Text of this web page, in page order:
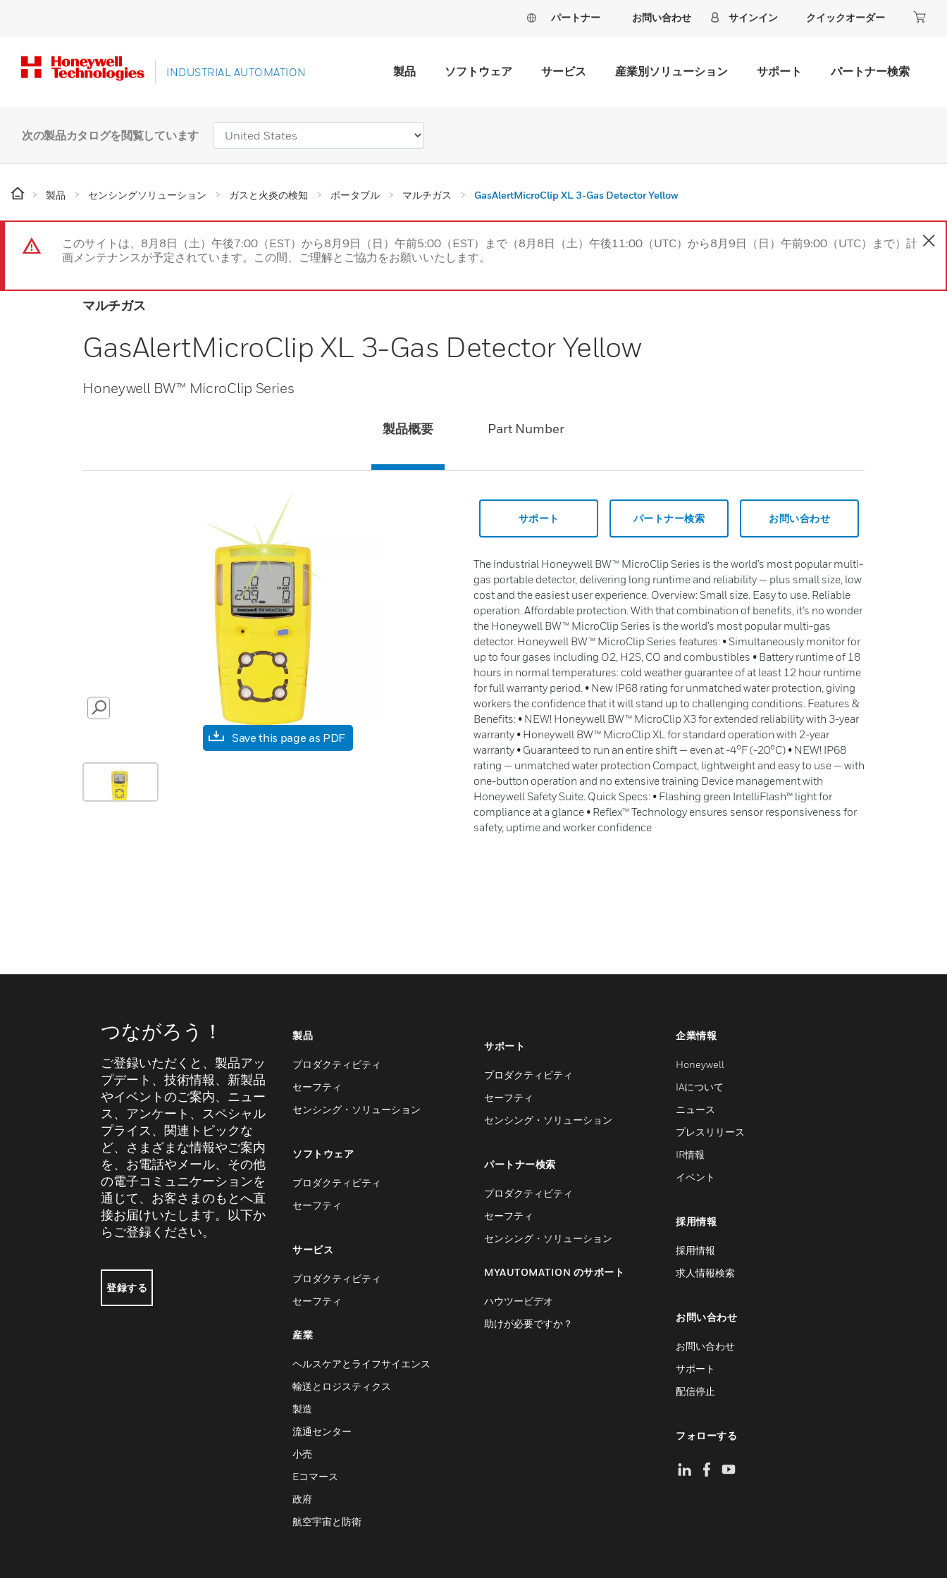
パートナー お問い合わせ サインイン クイックオーダー
INDUSTRIAL AUTOMATION 製品 ソフトウェア サービス 産業別ソリューション サポート パートナー検索
次の製品カタログを閲覧しています
製品 センシングソリューション ガスと火炎の検知 ポータブル マルチガス GasAlertMicroClip XL 3-Gas Detector Yellow
このサイトは、8月8日（土）午後7:00（EST）から8月9日（日）午前5:00（EST）まで（8月8日（土）午後11:00（UTC）から8月9日（日）午前9:00（UTC）まで）計
画メンテナンスが予定されています。この間、ご理解とご協力をお願いいたします。
マルチガス
GasAlertMicroClip XL 3-Gas Detector Yellow
Honeywell BW™ MicroClip Series
製品概要 Part Number
SEARCH
Save this page as PDF
サポート パートナー検索 お問い合わせ
The industrial Honeywell BW™ MicroClip Series is the world’s most popular multi-
gas portable detector, delivering long runtime and reliability — plus small size, low
cost and the easiest user experience. Overview: Small size. Easy to use. Reliable
operation. Affordable protection. With that combination of benefits, it’s no wonder
the Honeywell BW™ MicroClip Series is the world’s most popular multi-gas
detector. Honeywell BW™ MicroClip Series features: • Simultaneously monitor for
up to four gases including O2, H2S, CO and combustibles • Battery runtime of 18
hours in normal temperatures: cold weather guarantee of at least 12 hour runtime
for full warranty period. • New IP68 rating for unmatched water protection, giving
workers the confidence that it will stand up to challenging conditions. Features &
Benefits: • NEW! Honeywell BW™ MicroClip X3 for extended reliability with 3-year
warranty • Honeywell BW™ MicroClip XL for standard operation with 2-year
warranty • Guaranteed to run an entire shift — even at -4°F (-20°C) • NEW! IP68
rating — unmatched water protection Compact, lightweight and easy to use — with
one-button operation and no extensive training Device management with
Honeywell Safety Suite. Quick Specs: • Flashing green IntelliFlash™ light for
compliance at a glance • Reflex™ Technology ensures sensor responsiveness for
safety, uptime and worker confidence
つながろう！
ご登録いただくと、製品アッ
プデート、技術情報、新製品
やイベントのご案内、ニュー
ス、アンケート、スペシャル
プライス、関連トピックな
ど、さまざまな情報やご案内
を、お電話やメール、その他
の電子コミュニケーションを
通じて、お客さまのもとへ直
接お届けいたします。以下か
らご登録ください。
登録する
製品
プロダクティビティ
セーフティ
センシング・ソリューション
ソフトウェア
プロダクティビティ
セーフティ
サービス
プロダクティビティ
セーフティ
産業
ヘルスケアとライフサイエンス
輸送とロジスティクス
製造
流通センター
小売
Eコマース
政府
航空宇宙と防衛
サポート
プロダクティビティ
セーフティ
センシング・ソリューション
パートナー検索
プロダクティビティ
セーフティ
センシング・ソリューション
MYAUTOMATION のサポート
ハウツービデオ
助けが必要ですか？
企業情報
Honeywell
IAについて
ニュース
プレスリリース
IR情報
イベント
採用情報
採用情報
求人情報検索
お問い合わせ
お問い合わせ
サポート
配信停止
フォローする